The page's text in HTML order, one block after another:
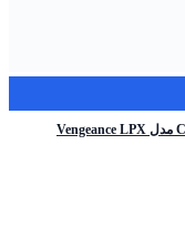
رم کورسیر دسکتاپ DDR۴ دو کاناله ۳۶۰۰ مگاهرتز CL۱۸ مدل Vengeance LPX